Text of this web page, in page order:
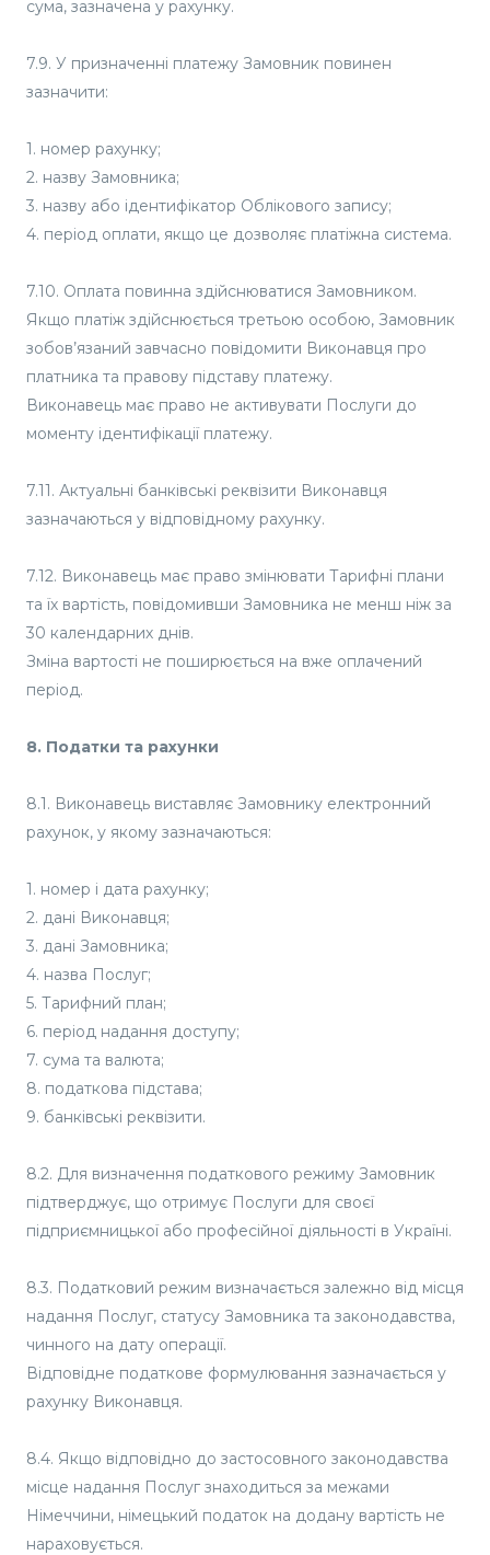
сума, зазначена у рахунку.
7.9. У призначенні платежу Замовник повинен
зазначити:
1. номер рахунку;
2. назву Замовника;
3. назву або ідентифікатор Облікового запису;
4. період оплати, якщо це дозволяє платіжна система.
7.10. Оплата повинна здійснюватися Замовником.
Якщо платіж здійснюється третьою особою, Замовник
зобов’язаний завчасно повідомити Виконавця про
платника та правову підставу платежу.
Виконавець має право не активувати Послуги до
моменту ідентифікації платежу.
7.11. Актуальні банківські реквізити Виконавця
зазначаються у відповідному рахунку.
7.12. Виконавець має право змінювати Тарифні плани
та їх вартість, повідомивши Замовника не менш ніж за
30 календарних днів.
Зміна вартості не поширюється на вже оплачений
період.
8. Податки та рахунки
8.1. Виконавець виставляє Замовнику електронний
рахунок, у якому зазначаються:
1. номер і дата рахунку;
2. дані Виконавця;
3. дані Замовника;
4. назва Послуг;
5. Тарифний план;
6. період надання доступу;
7. сума та валюта;
8. податкова підстава;
9. банківські реквізити.
8.2. Для визначення податкового режиму Замовник
підтверджує, що отримує Послуги для своєї
підприємницької або професійної діяльності в Україні.
8.3. Податковий режим визначається залежно від місця
надання Послуг, статусу Замовника та законодавства,
чинного на дату операції.
Відповідне податкове формулювання зазначається у
рахунку Виконавця.
8.4. Якщо відповідно до застосовного законодавства
місце надання Послуг знаходиться за межами
Німеччини, німецький податок на додану вартість не
нараховується.